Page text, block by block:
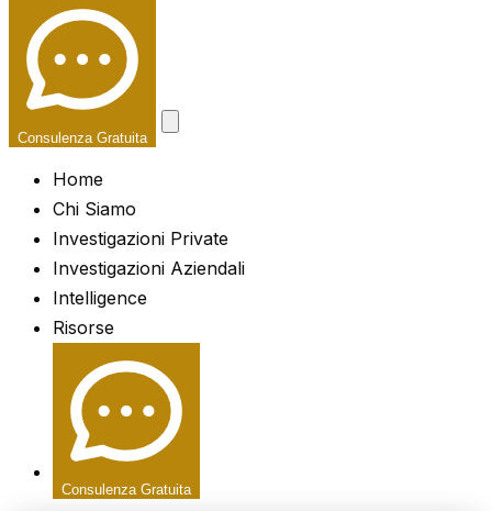
Consulenza Gratuita
Home
Chi Siamo
Investigazioni Private
Investigazioni Aziendali
Intelligence
Risorse
Consulenza Gratuita